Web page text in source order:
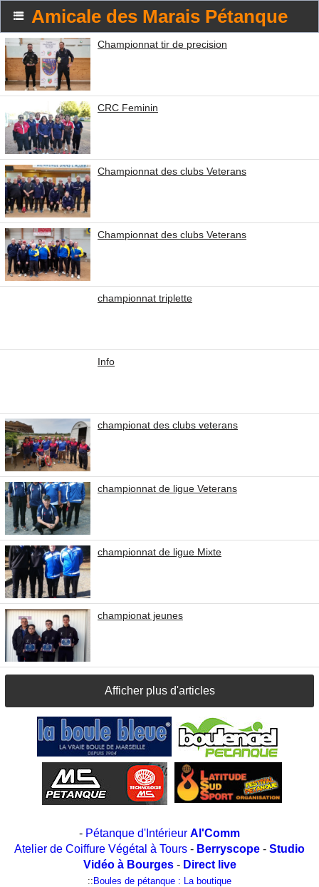
Amicale des Marais Pétanque
Championnat tir de precision
CRC Feminin
Championnat des clubs Veterans
Championnat des clubs Veterans
championnat triplette
Info
championat des clubs veterans
championnat de ligue Veterans
championnat de ligue Mixte
championat jeunes
Afficher plus d'articles
- Pétanque d'Intérieur Al'Comm
Atelier de Coiffure Végétal à Tours - Berryscope - Studio
Vidéo à Bourges- Direct live
:: Boules de pétanque : La boutique